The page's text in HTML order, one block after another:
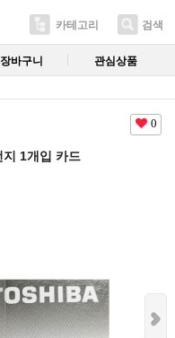
카테고리 검색
장바구니 관심상품
0
지 1개입 카드